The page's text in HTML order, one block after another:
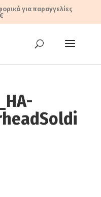
για παραγγελίες